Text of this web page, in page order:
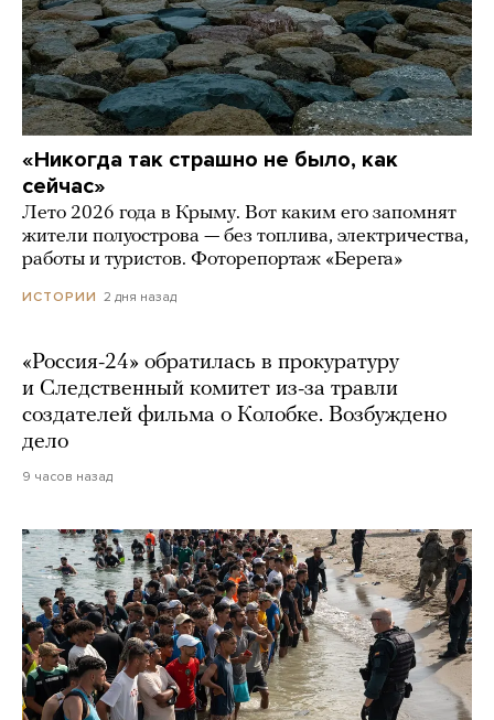
«Никогда так страшно не было, как
сейчас»
Лето 2026 года в Крыму. Вот каким его запомнят
жители полуострова — без топлива, электричества,
работы и туристов. Фоторепортаж «Берега»
ИСТОРИИ 2 дня назад
«Россия-24» обратилась в прокуратуру
и Следственный комитет из-за травли
создателей фильма о Колобке. Возбуждено
дело
9 часов назад